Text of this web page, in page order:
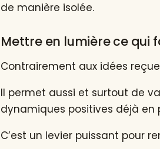
de manière isolée.
Mettre en lumière ce qui
Contrairement aux idées
Il permet aussi et surtout de
dynamiques positives déjà en
C’est un levier puissant pour